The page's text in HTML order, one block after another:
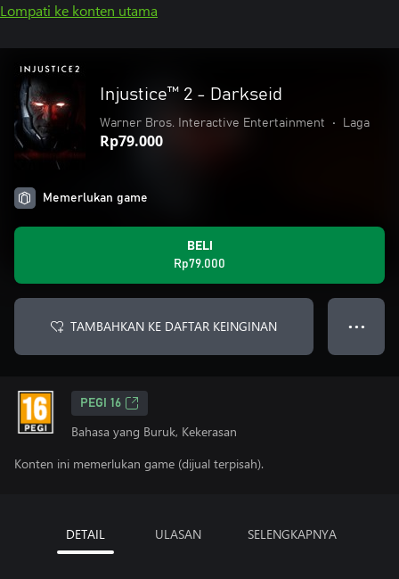
Lompati ke konten utama
Injustice™ 2 - Darkseid
Warner Bros. Interactive Entertainment • Laga
Rp79.000
Memerlukan game
BELI
Rp79.000
TAMBAHKAN KE DAFTAR KEINGINAN ● ● ●
PEGI 16
Bahasa yang Buruk, Kekerasan
Konten ini memerlukan game (dijual terpisah).
DETAIL ULASAN SELENGKAPNYA